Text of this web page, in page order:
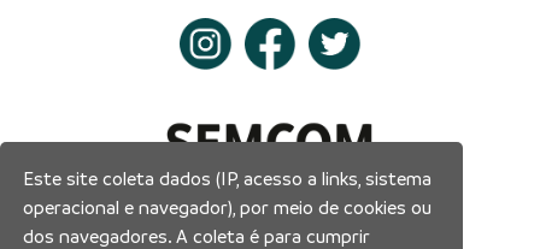
Este site coleta dados (IP, acesso a links, sistema
operacional e navegador), por meio de cookies ou
dos navegadores. A coleta é para cumprir